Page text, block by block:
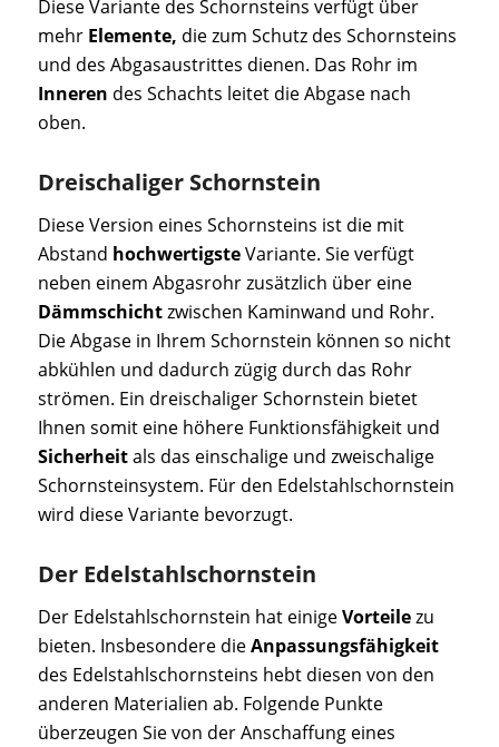
Diese Variante des Schornsteins verfügt über
mehrElemente, die zum Schutz des Schornsteins
und des Abgasaustrittes dienen. Das Rohr im
Inneren des Schachts leitet die Abgase nach
oben.
Dreischaliger Schornstein
Diese Version eines Schornsteins ist die mit
Abstand hochwertigsteVariante. Sie verfügt
neben einem Abgasrohr zusätzlich über eine
Dämmschichtzwischen Kaminwand und Rohr.
Die Abgase in Ihrem Schornstein können so nicht
abkühlen und dadurch zügig durch das Rohr
strömen. Ein dreischaliger Schornstein bietet
Ihnen somit eine höhere Funktionsfähigkeit und
Sicherheitals das einschalige und zweischalige
Schornsteinsystem. Für den Edelstahlschornstein
wird diese Variante bevorzugt.
Der Edelstahlschornstein
Der Edelstahlschornstein hat einigeVorteilezu
bieten. Insbesondere dieAnpassungsfähigkeit
des Edelstahlschornsteins hebt diesen von den
anderen Materialien ab. Folgende Punkte
überzeugen Sie von der Anschaffung eines